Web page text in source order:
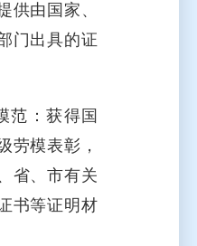
供由国家、
门出具的证
范：获得国
劳模表彰，
省、市有关
书等证明材